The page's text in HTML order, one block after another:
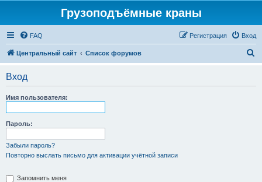
Грузоподъёмные краны
FAQ Вход
Регистрация
Центральный сайт Список форумов
Вход
Имя пользователя:
Пароль:
Забыли пароль?
Повторно выслать письмо для активации учётной записи
Запомнить меня